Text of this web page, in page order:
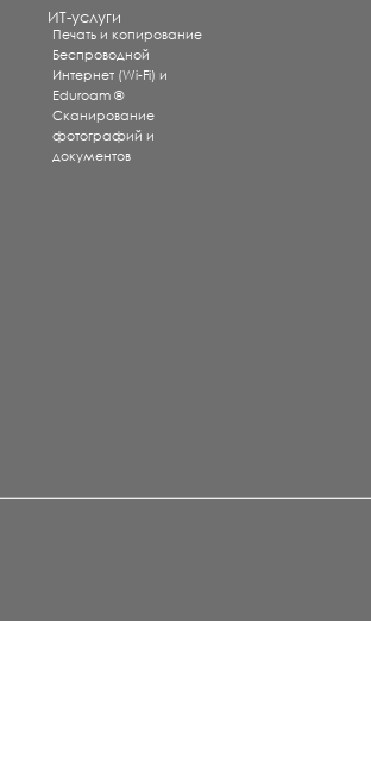
ИТ-услуги
Печать и копирование
Беспроводной
Интернет (Wi-Fi) и
Eduroam ®
Сканирование
фотографий и
документов